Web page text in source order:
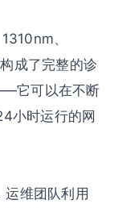
、
成了完整的诊
它可以在不断
小时运行的网
运维团队利用